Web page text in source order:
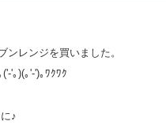
ンレンジを買いました。
'｡)(｡'-')｡ﾜｸﾜｸ
♪